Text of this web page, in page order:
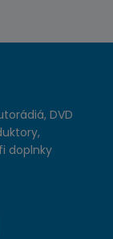
DVD
doplnky